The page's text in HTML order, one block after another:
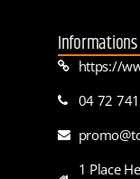
Informations
https://
04 72
1 Place